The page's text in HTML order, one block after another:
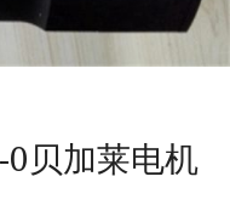
贝加莱电机